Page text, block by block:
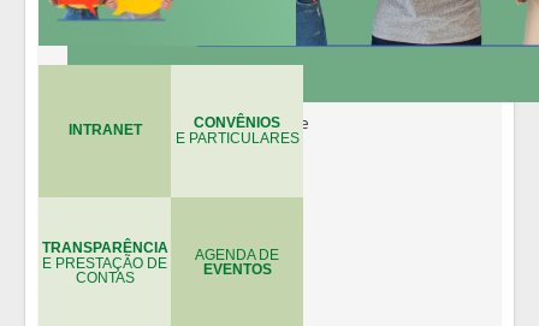
INTRANET CONVÊNIOS
E PARTICULARES
TRANSPARÊNCIA
E PRESTAÇÃO DE
CONTAS
AGENDA DE
EVENTOS